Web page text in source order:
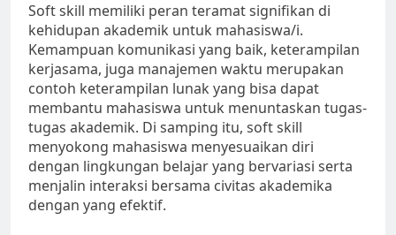
Soft skill memiliki peran teramat signifikan di
kehidupan akademik untuk mahasiswa/i.
Kemampuan komunikasi yang baik, keterampilan
kerjasama, juga manajemen waktu merupakan
contoh keterampilan lunak yang bisa dapat
membantu mahasiswa untuk menuntaskan tugas-
tugas akademik. Di samping itu, soft skill
menyokong mahasiswa menyesuaikan diri
dengan lingkungan belajar yang bervariasi serta
menjalin interaksi bersama civitas akademika
dengan yang efektif.